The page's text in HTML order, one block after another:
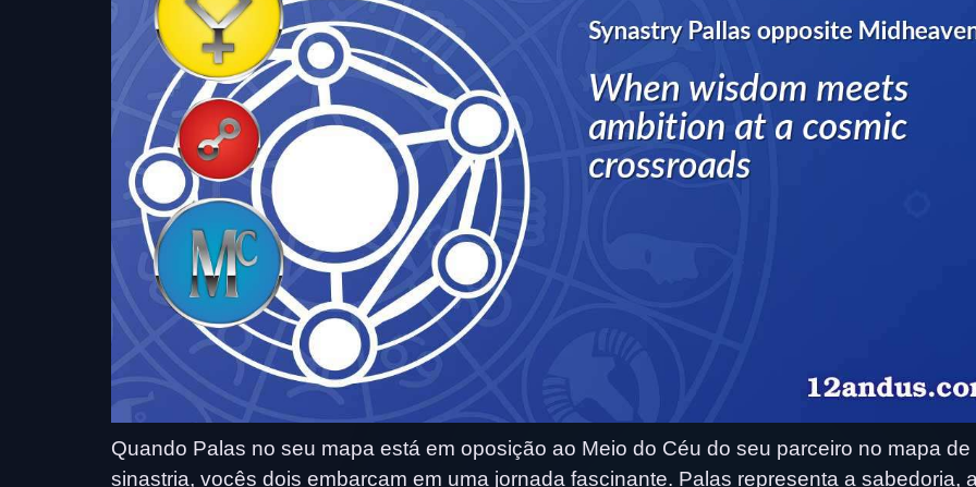
Quando Palas no seu mapa está em oposição ao Meio do Céu do seu parceiro no mapa de
sinastria, vocês dois embarcam em uma jornada fascinante. Palas representa a sabedoria,